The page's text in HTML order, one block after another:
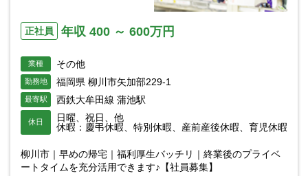
正社員 年収 400 ～ 600万円
業種 その他
勤務地 福岡県 柳川市矢加部229-1
最寄駅 西鉄大牟田線 蒲池駅
休日
日曜、祝日、他
休暇：慶弔休暇、特別休暇、産前産後休暇、育児休暇
柳川市｜早めの帰宅｜福利厚生バッチリ｜終業後のプライベ
ートタイムを充分活用できます♪【社員募集】